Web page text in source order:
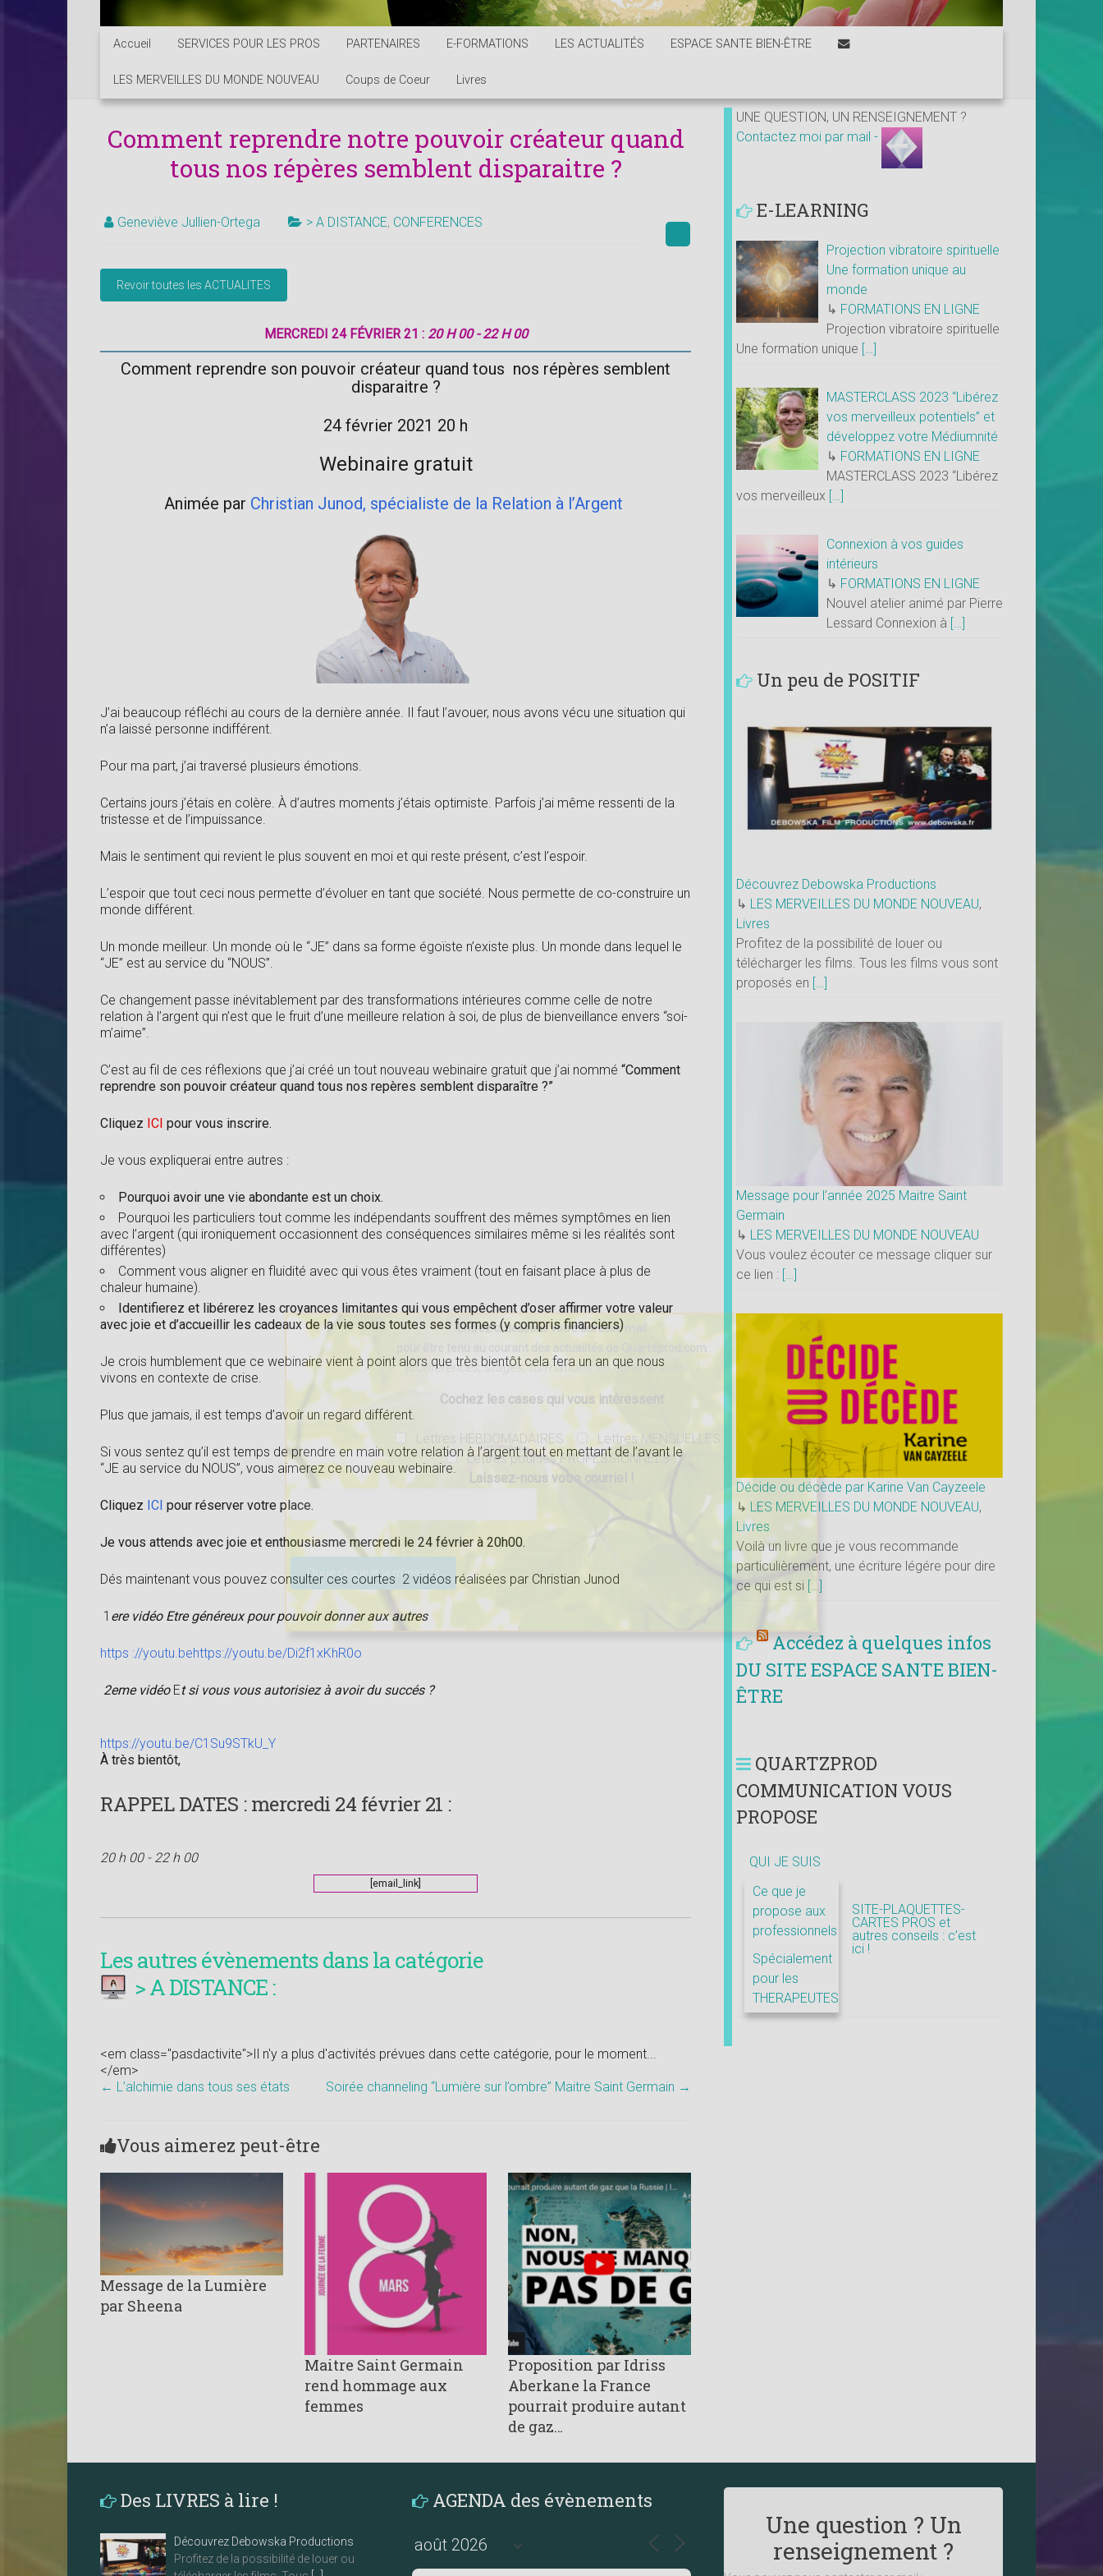
Accueil SERVICES POUR LES PROS PARTENAIRES E-FORMATIONS LES ACTUALITÉS ESPACE SANTE BIEN-ÊTRE
LES MERVEILLES DU MONDE NOUVEAU Coups de Coeur Livres
Comment reprendre notre pouvoir créateur quand
tous nos répères semblent disparaitre ?
Geneviève Jullien-Ortega > A DISTANCE, CONFERENCES
MERCREDI 24 FÉVRIER 21 : 20 H 00 - 22 H 00
Comment reprendre son pouvoir créateur quand tous nos répères semblent
disparaitre ?
24 février 2021 20 h
Webinaire gratuit
Animée par Christian Junod, spécialiste de la Relation à l’Argent
J’ai beaucoup réfléchi au cours de la dernière année. Il faut l’avouer, nous avons vécu une situation qui
n’a laissé personne indifférent.
Pour ma part, j’ai traversé plusieurs émotions.
Certains jours j’étais en colère. À d’autres moments j’étais optimiste. Parfois j’ai même ressenti de la
tristesse et de l’impuissance.
Mais le sentiment qui revient le plus souvent en moi et qui reste présent, c’est l’espoir.
L’espoir que tout ceci nous permette d’évoluer en tant que société. Nous permette de co-construire un
monde différent.
Un monde meilleur. Un monde où le “JE” dans sa forme égoïste n’existe plus. Un monde dans lequel le
“JE” est au service du “NOUS”.
Ce changement passe inévitablement par des transformations intérieures comme celle de notre
relation à l’argent qui n’est que le fruit d’une meilleure relation à soi, de plus de bienveillance envers “soi-
m’aime”.
C’est au fil de ces réflexions que j’ai créé un tout nouveau webinaire gratuit que j’ai nommé “Comment
reprendre son pouvoir créateur quand tous nos repères semblent disparaître ?”
Cliquez ICI pour vous inscrire.
Je vous expliquerai entre autres :
Pourquoi avoir une vie abondante est un choix.
Pourquoi les particuliers tout comme les indépendants souffrent des mêmes symptômes en lien
avec l’argent (qui ironiquement occasionnent des conséquences similaires même si les réalités sont
différentes)
Comment vous aligner en fluidité avec qui vous êtes vraiment (tout en faisant place à plus de
chaleur humaine).
Identifierez et libérerez les croyances limitantes qui vous empêchent d’oser affirmer votre valeur
avec joie et d’accueillir les cadeaux de la vie sous toutes ses formes (y compris financiers)
Je crois humblement que ce webinaire vient à point alors que très bientôt cela fera un an que nous
vivons en contexte de crise.
Plus que jamais, il est temps d’avoir un regard différent.
Si vous sentez qu’il est temps de prendre en main votre relation à l’argent tout en mettant de l’avant le
“JE au service du NOUS”, vous aimerez ce nouveau webinaire.
Cliquez ICI pour réserver votre place.
Je vous attends avec joie et enthousiasme mercredi le 24 février à 20h00.
Dés maintenant vous pouvez consulter ces courtes 2 vidéos réalisées par Christian Junod
1 ere vidéo Etre généreux pour pouvoir donner aux autres
https ://youtu.behttps://youtu.be/Di2f1xKhR0o
2eme vidéo Et si vous vous autorisiez à avoir du succés ?
https://youtu.be/C1Su9STkU_Y
À très bientôt,
RAPPEL DATES :mercredi 24 février 21 :
20 h 00 - 22 h 00
[email_link]
Les autres évènements dans la catégorie
> A DISTANCE :
<em class="pasdactivite">Il n'y a plus d'activités prévues dans cette catégorie, pour le moment...
</em>
← L’alchimie dans tous ses états Soirée channeling “Lumière sur l’ombre” Maitre Saint Germain →
Vous aimerez peut-être
Message de la Lumière
par Sheena
Maitre Saint Germain
rend hommage aux
femmes
Proposition par Idriss
Aberkane la France
pourrait produire autant
de gaz…
UNE QUESTION, UN RENSEIGNEMENT ?
Contactez moi par mail -
E-LEARNING
Projection vibratoire spirituelle
Une formation unique au
monde
↳ FORMATIONS EN LIGNE
Projection vibratoire spirituelle
Une formation unique […]
MASTERCLASS 2023 “Libérez
vos merveilleux potentiels” et
développez votre Médiumnité
↳ FORMATIONS EN LIGNE
MASTERCLASS 2023 “Libérez
vos merveilleux […]
Connexion à vos guides
intérieurs
↳ FORMATIONS EN LIGNE
Nouvel atelier animé par Pierre
Lessard Connexion à […]
Un peu de POSITIF
Découvrez Debowska Productions
↳ LES MERVEILLES DU MONDE NOUVEAU,
Livres
Profitez de la possibilité de louer ou
télécharger les films. Tous les films vous sont
proposés en […]
Message pour l’année 2025 Maitre Saint
Germain
↳ LES MERVEILLES DU MONDE NOUVEAU
Vous voulez écouter ce message cliquer sur
ce lien : […]
Décide ou décède par Karine Van Cayzeele
↳ LES MERVEILLES DU MONDE NOUVEAU,
Livres
Voilà un livre que je vous recommande
particulièrement, une écriture légére pour dire
ce qui est si […]
Accédez à quelques infos
DU SITE ESPACE SANTE BIEN-
ÊTRE
QUARTZPROD
COMMUNICATION VOUS
PROPOSE
QUI JE SUIS
Ce que je
propose aux
professionnels
Spécialement
pour les
THERAPEUTES
SITE-PLAQUETTES-
CARTES PROS et
autres conseils : c’est
ici !
Des LIVRES à lire !
Découvrez Debowska Productions
Profitez de la possibilité de louer ou
AGENDA des évènements
Une question ? Un
renseignement ?
Entrez ci dessous votre adresse mail
(conférences, stages, formations en ligne, articles..)
Cochez les cases qui vous intéressent
Lettres HEBDOMADAIRES
Lettres MENSUELLES
Lettres pour les PROFESSIONNELS
Laissez-nous votre courriel !
Veuillez laisser ce champ vide.
×